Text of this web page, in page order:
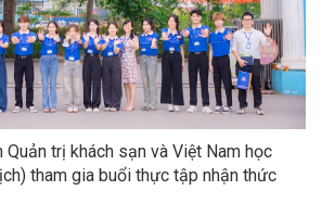
Quản trị khách sạn và Việt Nam học
tham gia buổi thực tập nhận thức